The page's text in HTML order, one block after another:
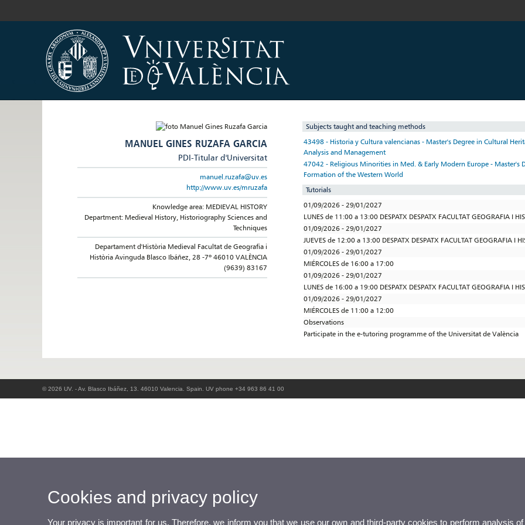
MANUEL GINES RUZAFA GARCIA
PDI-Titular d'Universitat
manuel.ruzafa@uv.es
http://www.uv.es/mruzafa
Knowledge area: MEDIEVAL HISTORY
Department: Medieval History, Historiography Sciences and
Techniques
Departament d'Història Medieval Facultat de Geografia i
Història Avinguda Blasco Ibáñez, 28 -7º 46010 VALÈNCIA
(9639) 83167
Subjects taught and teaching methods
43498 - Historia y Cultura valencianas - Master's Degree in Cultural
Analysis and Management
47042 - Religious Minorities in Med. & Early Modern Europe - Master's
Formation of the Western World
Tutorials
01/09/2026 - 29/01/2027
LUNES de 11:00 a 13:00 DESPATX DESPATX FACULTAT GEOGRAFIA I
01/09/2026 - 29/01/2027
JUEVES de 12:00 a 13:00 DESPATX DESPATX FACULTAT GEOGRAFIA I
01/09/2026 - 29/01/2027
MIÉRCOLES de 16:00 a 17:00
01/09/2026 - 29/01/2027
LUNES de 16:00 a 19:00 DESPATX DESPATX FACULTAT GEOGRAFIA I
01/09/2026 - 29/01/2027
MIÉRCOLES de 11:00 a 12:00
Observations
Participate in the e-tutoring programme of the Universitat de València
© 2026 UV. - Av. Blasco Ibáñez, 13. 46010 Valencia. Spain. UV phone +34 963 86 41 00
Cookies and privacy policy
Your privacy is important for us. Therefore, we inform you that we use our own and third-party cookies to perform analysis of